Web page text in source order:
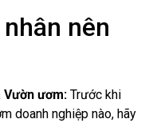
nên
ươm: Trước khi
doanh nghiệp nào, hãy